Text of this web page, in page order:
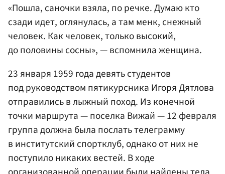
«Пошла, саночки взяла, по речке. Думаю кто
сзади идет, оглянулась, а там менк, снежный
человек. Как человек, только высокий,
до половины сосны», — вспомнила женщина.
23 января 1959 года девять студентов
под руководством пятикурсника Игоря Дятлова
отправились в лыжный поход. Из конечной
точки маршрута — поселка Вижай — 12 февраля
группа должна была послать телеграмму
в институтский спортклуб, однако от них не
поступило никаких вестей. В ходе